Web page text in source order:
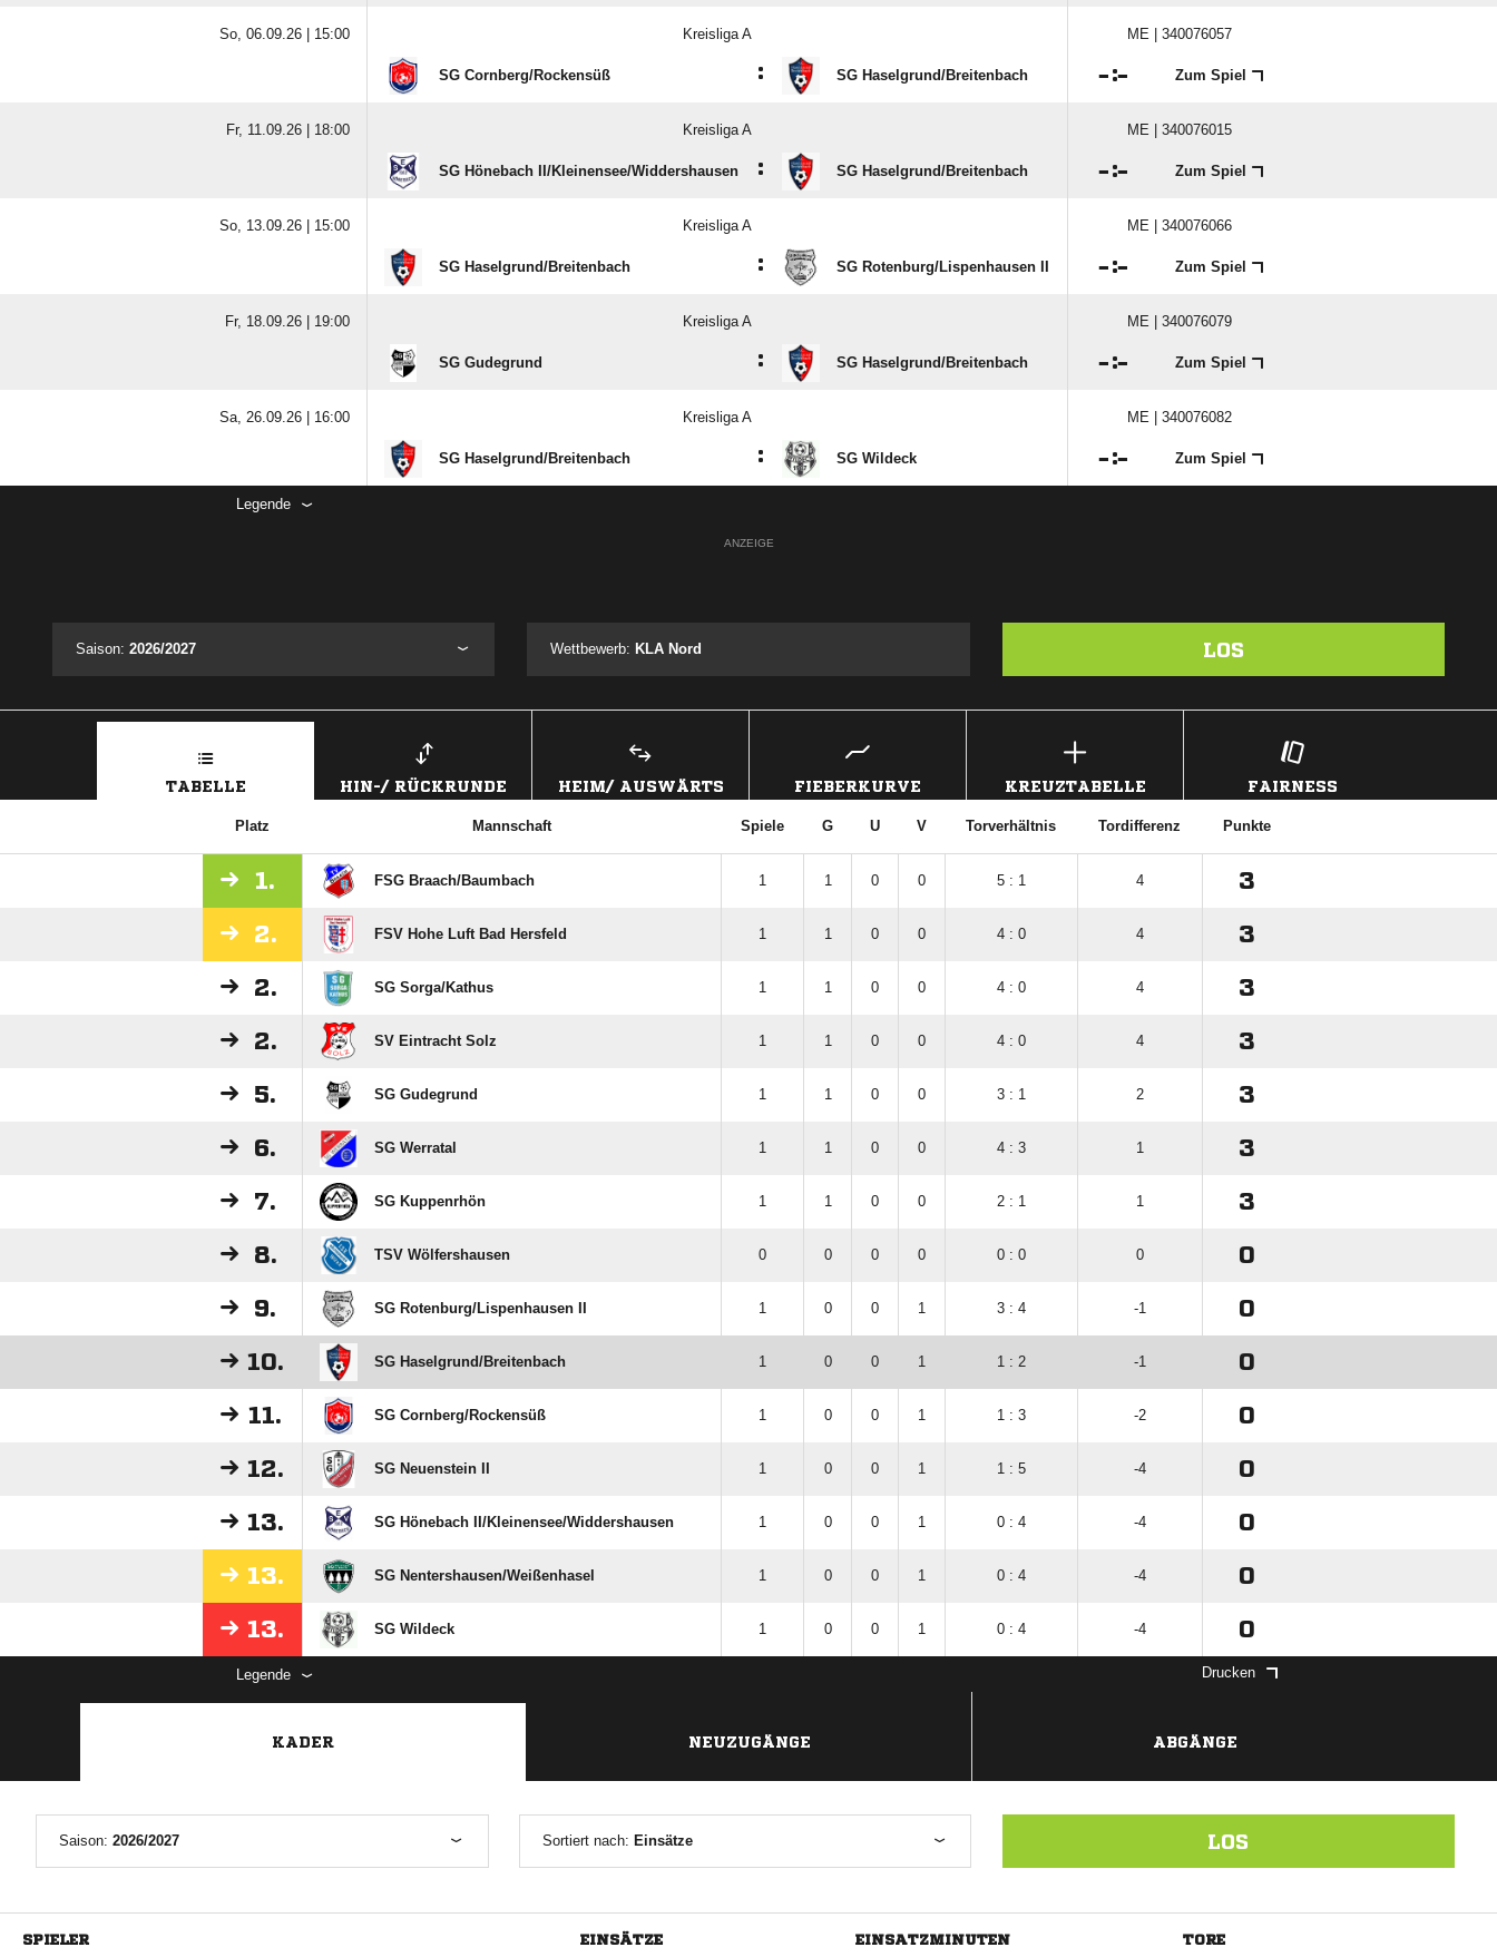
So, 06.09.26 | 15:00 Kreisliga A ME | 340076057
SG Cornberg/​Rockensüß : SG Haselgrund/​Breitenbach : Zum Spiel
Fr, 11.09.26 | 18:00 Kreisliga A ME | 340076015
SG Hönebach II/​Kleinensee/​Widdershausen : SG Haselgrund/​Breitenbach : Zum Spiel
So, 13.09.26 | 15:00 Kreisliga A ME | 340076066
SG Haselgrund/​Breitenbach : SG Rotenburg/​Lispenhausen II : Zum Spiel
Fr, 18.09.26 | 19:00 Kreisliga A ME | 340076079
SG Gudegrund : SG Haselgrund/​Breitenbach : Zum Spiel
Sa, 26.09.26 | 16:00 Kreisliga A ME | 340076082
SG Haselgrund/​Breitenbach : SG Wildeck : Zum Spiel
Legende
ANZEIGE
Saison: 2026/2027 Wettbewerb: KLA Nord LOS
TABELLE HIN-/ RÜCKRUNDE HEIM/ AUSWÄRTS FIEBERKURVE KREUZTABELLE FAIRNESS
Platz Mannschaft Spiele G U V Torverhältnis Tordifferenz Punkte
1. FSG Braach/​Baumbach 1 1 0 0 5 : 1 4 3
2. FSV Hohe Luft Bad Hersfeld 1 1 0 0 4 : 0 4 3
2. SG Sorga/​Kathus 1 1 0 0 4 : 0 4 3
2. SV Eintracht Solz 1 1 0 0 4 : 0 4 3
5. SG Gudegrund 1 1 0 0 3 : 1 2 3
6. SG Werratal 1 1 0 0 4 : 3 1 3
7. SG Kuppenrhön 1 1 0 0 2 : 1 1 3
8. TSV Wölfershausen 0 0 0 0 0 : 0 0 0
9. SG Rotenburg/​Lispenhausen II 1 0 0 1 3 : 4 -1 0
10. SG Haselgrund/​Breitenbach 1 0 0 1 1 : 2 -1 0
11. SG Cornberg/​Rockensüß 1 0 0 1 1 : 3 -2 0
12. SG Neuenstein II 1 0 0 1 1 : 5 -4 0
13. SG Hönebach II/​Kleinensee/​Widdershausen 1 0 0 1 0 : 4 -4 0
13. SG Nentershausen/​Weißenhasel 1 0 0 1 0 : 4 -4 0
13. SG Wildeck 1 0 0 1 0 : 4 -4 0
Legende Drucken
KADER NEUZUGÄNGE ABGÄNGE
Saison: 2026/2027 Sortiert nach: Einsätze LOS
SPIELER EINSÄTZE EINSATZMINUTEN TORE